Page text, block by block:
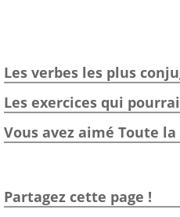
Les verbes les plus
Les exercices qui
Vous avez aimé Toute
Partagez cette page !